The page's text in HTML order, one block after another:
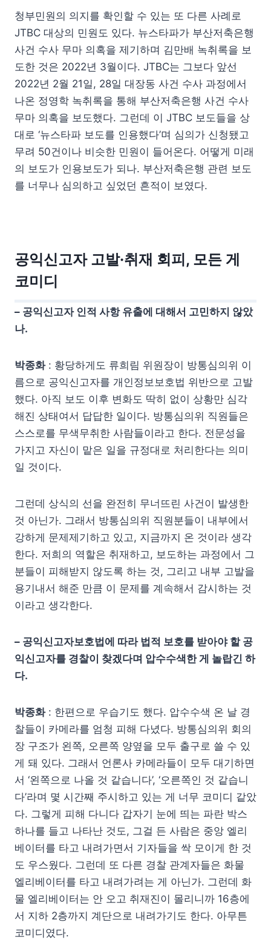
청부민원의 의지를 확인할 수 있는 또 다른 사례로
JTBC 대상의 민원도 있다. 뉴스타파가 부산저축은행
사건 수사 무마 의혹을 제기하며 김만배 녹취록을 보
도한 것은 2022년 3월이다. JTBC는 그보다 앞선
2022년 2월 21일, 28일 대장동 사건 수사 과정에서
나온 정영학 녹취록을 통해 부산저축은행 사건 수사
무마 의혹을 보도했다. 그런데 이 JTBC 보도들을 상
대로 ‘뉴스타파 보도를 인용했다’며 심의가 신청됐고
무려 50건이나 비슷한 민원이 들어온다. 어떻게 미래
의 보도가 인용보도가 되나. 부산저축은행 관련 보도
를 너무나 심의하고 싶었던 흔적이 보였다.
공익신고자 고발·취재 회피, 모든 게
코미디
– 공익신고자 인적 사항 유출에 대해서 고민하지 않았
나.
박종화: 황당하게도 류희림 위원장이 방통심의위 이
름으로 공익신고자를 개인정보보호법 위반으로 고발
했다. 아직 보도 이후 변화도 딱히 없이 상황만 심각
해진 상태여서 답답한 일이다. 방통심의위 직원들은
스스로를 무색무취한 사람들이라고 한다. 전문성을
가지고 자신이 맡은 일을 규정대로 처리한다는 의미
일 것이다.
그런데 상식의 선을 완전히 무너뜨린 사건이 발생한
것 아닌가. 그래서 방통심의위 직원분들이 내부에서
강하게 문제제기하고 있고, 지금까지 온 것이라 생각
한다. 저희의 역할은 취재하고, 보도하는 과정에서 그
분들이 피해받지 않도록 하는 것, 그리고 내부 고발을
용기내서 해준 만큼 이 문제를 계속해서 감시하는 것
이라고 생각한다.
– 공익신고자보호법에 따라 법적 보호를 받아야 할 공
익신고자를 경찰이 찾겠다며 압수수색한 게 놀랍긴 하
다.
박종화: 한편으로 우습기도 했다. 압수수색 온 날 경
찰들이 카메라를 엄청 피해 다녔다. 방통심의위 회의
장 구조가 왼쪽, 오른쪽 양옆을 모두 출구로 쓸 수 있
게 돼 있다. 그래서 언론사 카메라들이 모두 대기하면
서 ‘왼쪽으로 나올 것 같습니다’, ‘오른쪽인 것 같습니
다’라며 몇 시간째 주시하고 있는 게 너무 코미디 같았
다. 그렇게 피해 다니다 갑자기 눈에 띄는 파란 박스
하나를 들고 나타난 것도, 그걸 든 사람은 중앙 엘리
베이터를 타고 내려가면서 기자들을 싹 모이게 한 것
도 우스웠다. 그런데 또 다른 경찰 관계자들은 화물
엘리베이터를 타고 내려가려는 게 아닌가. 그런데 화
물 엘리베이터는 안 오고 취재진이 몰리니까 16층에
서 지하 2층까지 계단으로 내려가기도 한다. 아무튼
코미디였다.